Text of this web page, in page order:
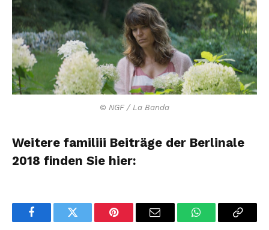
© NGF / La Banda
Weitere familiii Beiträge der Berlinale
2018 finden Sie hier:
FacebookTwitter Pinterest Email WhatsAppCopy